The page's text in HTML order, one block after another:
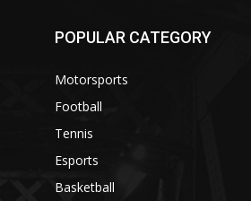
POPULAR CATEGORY
Motorsports
Football
Tennis
Esports
Basketball